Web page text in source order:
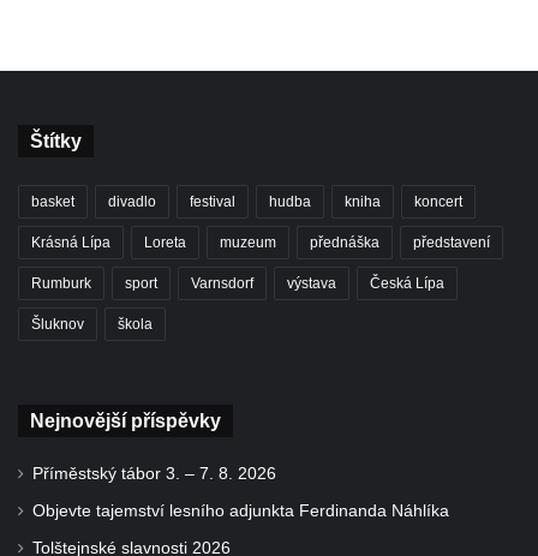
Štítky
basket divadlo festival hudba kniha koncert
Krásná Lípa Loreta muzeum přednáška představení
Rumburk sport Varnsdorf výstava Česká Lípa
Šluknov škola
Nejnovější příspěvky
Příměstský tábor 3. – 7. 8. 2026
Objevte tajemství lesního adjunkta Ferdinanda Náhlíka
Tolštejnské slavnosti 2026